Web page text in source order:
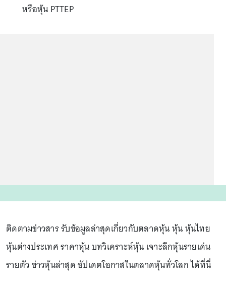
หรือหุ้น PTTEP
ติดตามข่าวสาร รับข้อมูลล่าสุดเกี่ยวกับตลาดหุ้น หุ้น หุ้นไทย
หุ้นต่างประเทศ ราคาหุ้น บทวิเคราะห์หุ้น เจาะลึกหุ้นรายเด่น
รายตัว ข่าวหุ้นล่าสุด อัปเดตโอกาสในตลาดหุ้นทั่วโลก ได้ที่นี่